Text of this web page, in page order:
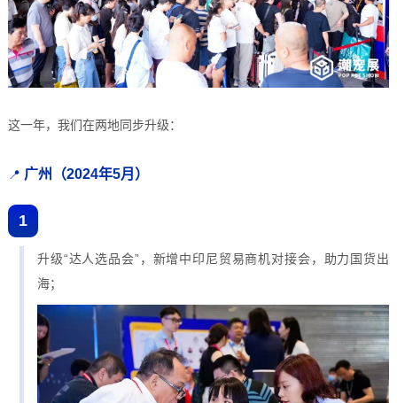
这一年，我们在两地同步升级：
📍 广州（2024年5月）
1
升级“达人选品会”，新增中印尼贸易商机对接会，助力国货出
海；